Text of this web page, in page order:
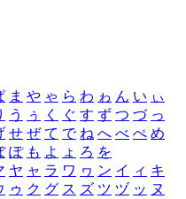
ま や ゃ ら わ ゎ ん い ぃ
う ぅ く ぐ す ず つ づ っ
せ ぜ て で ね へ べ ぺ め
ぽ も よ ょ ろ を
ヤ ャ ラ ワ ヮ ン イ ィ キ
ゥ ク グ ス ズ ツ ヅ ッ ヌ